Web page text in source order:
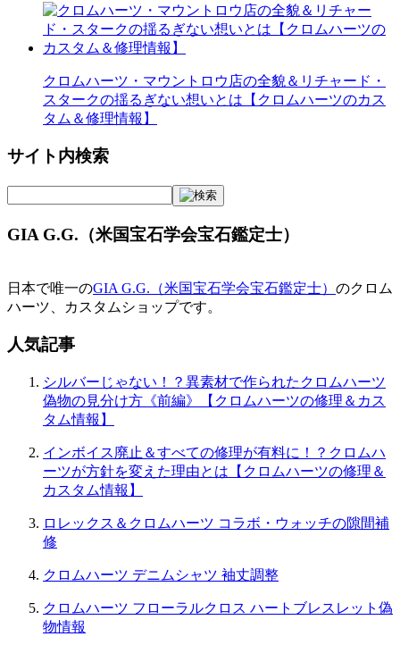
クロムハーツ・マウントロウ店の全貌＆リチャード・
スタークの揺るぎない想いとは【クロムハーツのカス
タム＆修理情報】
サイト内検索
GIA G.G.（米国宝石学会宝石鑑定士）
日本で唯一のGIA G.G.（米国宝石学会宝石鑑定士） のクロム
ハーツ、カスタムショップです。
人気記事
シルバーじゃない！？異素材で作られたクロムハーツ
偽物の見分け方《前編》【クロムハーツの修理＆カス
タム情報】
インボイス廃止＆すべての修理が有料に！？クロムハ
ーツが方針を変えた理由とは【クロムハーツの修理＆
カスタム情報】
ロレックス＆クロムハーツ コラボ・ウォッチの隙間補
修
クロムハーツ デニムシャツ 袖丈調整
クロムハーツ フローラルクロス ハートブレスレット偽
物情報